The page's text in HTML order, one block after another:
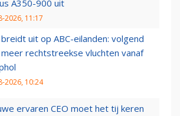
A350-900 uit
2026, 11:17
uit op ABC-eilanden: volgend
rechtstreekse vluchten vanaf
2026, 10:24
ervaren CEO moet het tij keren